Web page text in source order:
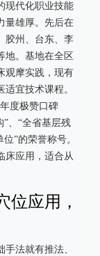
现代化职业技能
量雄厚。先后在
胶州、台东、李
地。基地在全区
观摩实践，现有
宜技术课程。
度极赞口碑
、“全省基层残
”的荣誉称号。
床应用，适合从
位应用，
法就有推法、